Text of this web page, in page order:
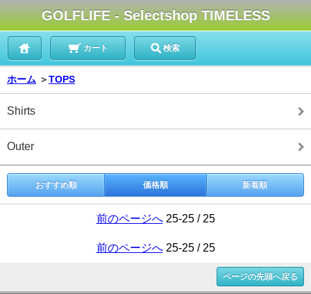
GOLFLIFE - Selectshop TIMELESS
カート 検索
ホーム ＞TOPS
Shirts
Outer
おすすめ順 価格順 新着順
前のページへ25-25 / 25
前のページへ25-25 / 25
ページの先頭へ戻る